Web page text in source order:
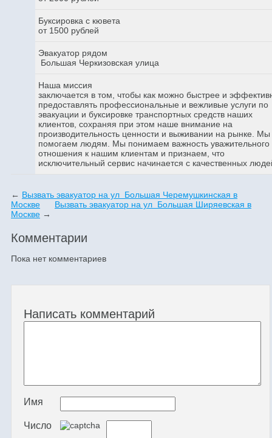
Буксировка с кювета
от 1500 рублей
Эвакуатор рядом
Большая Черкизовская улица
Наша миссия
заключается в том, чтобы как можно быстрее и
предоставлять профессиональные и вежливые услуги по
эвакуации и буксировке транспортных средств наших
клиентов, сохраняя при этом наше внимание на
производительность ценности и выживании на рынке. Мы
помогаем людям. Мы понимаем важность уважительного
отношения к нашим клиентам и признаем, что
исключительный сервис начинается с качественных
← Вызвать эвакуатор на ул Большая Черемушкинская в
Москве
Вызвать эвакуатор на ул Большая Ширяевская в
Москве →
Комментарии
Пока нет комментариев
Написать комментарий
Имя
Число